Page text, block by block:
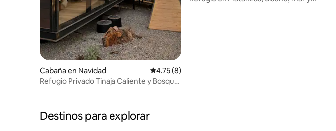
Cabaña en Navidad Calificación promedio: 4.75 de 5; 8 evaluaciones
4.75 (8)
Refugio Privado Tinaja Caliente y Bosque
Destinos para explorar